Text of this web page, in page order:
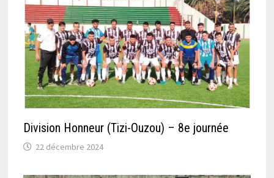
Division Honneur (Tizi-Ouzou) – 8e journée
22 décembre 2024